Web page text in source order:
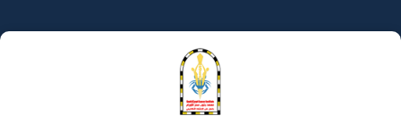
إلى
المحتوى